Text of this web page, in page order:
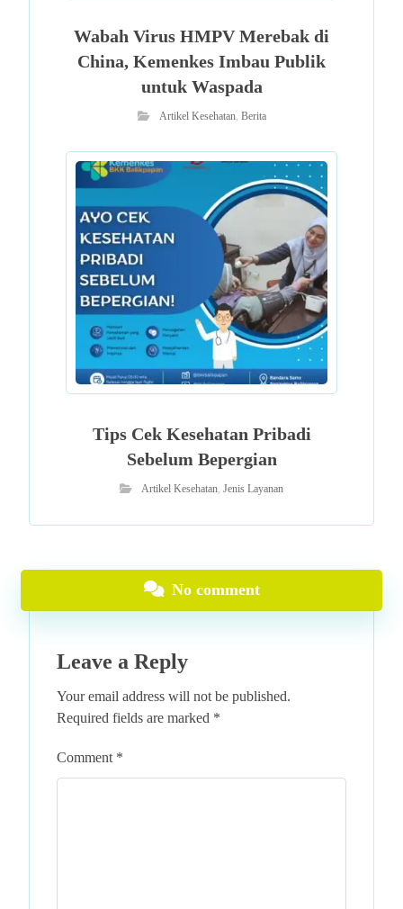
Wabah Virus HMPV Merebak di
China, Kemenkes Imbau Publik
untuk Waspada
Artikel Kesehatan, Berita
Tips Cek Kesehatan Pribadi
Sebelum Bepergian
Artikel Kesehatan, Jenis Layanan
No comment
Leave a Reply
Your email address will not be published.
Required fields are marked *
Comment *